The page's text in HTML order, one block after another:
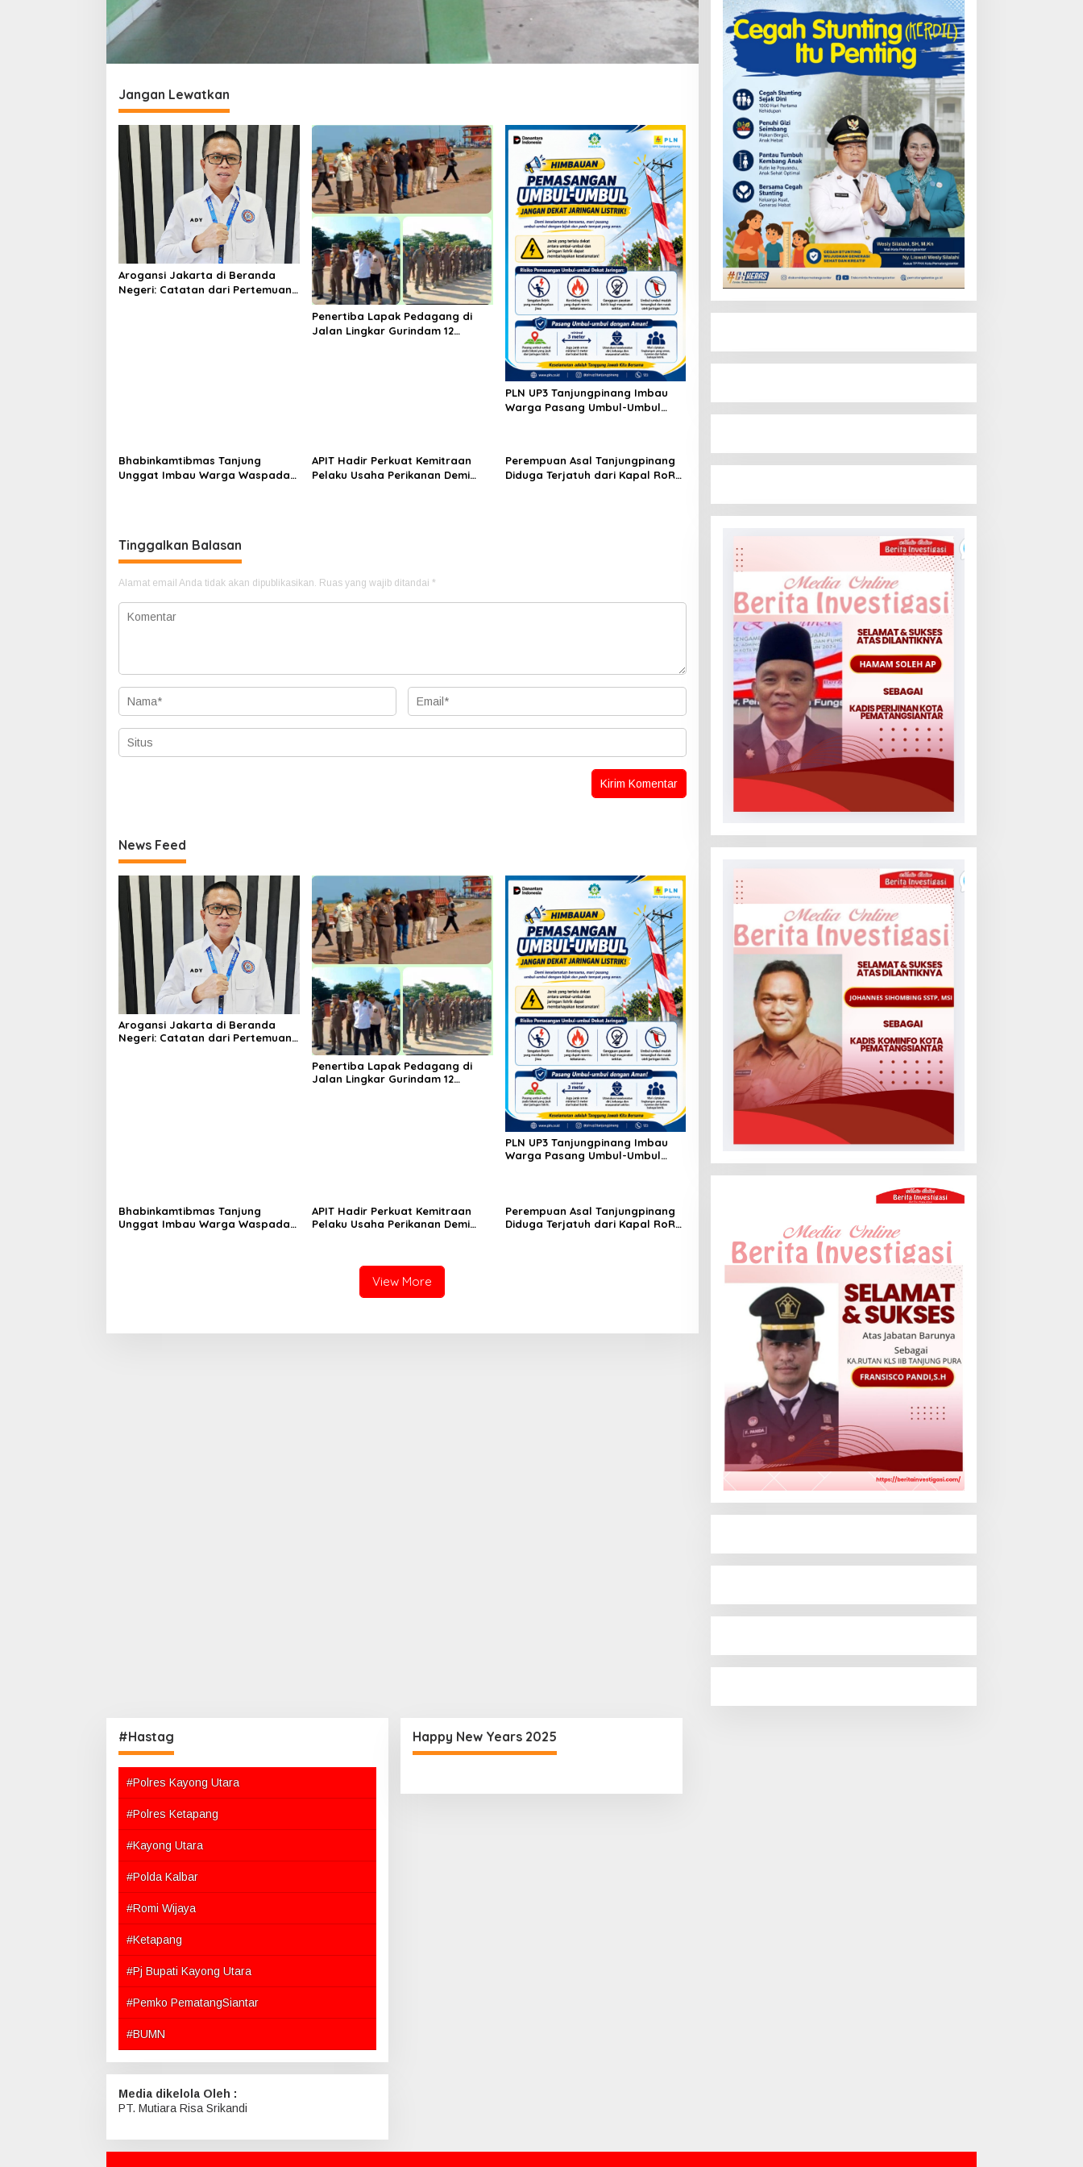
Jangan Lewatkan
Arogansi Jakarta di Beranda
Negeri: Catatan dari Pertemuan
Penertiba Lapak Pedagang di
Jalan Lingkar Gurindam 12
PLN UP3 Tanjungpinang Imbau
Warga Pasang Umbul-Umbul
Bhabinkamtibmas Tanjung
Unggat Imbau Warga Waspada
APIT Hadir Perkuat Kemitraan
Pelaku Usaha Perikanan Demi
Perempuan Asal Tanjungpinang
Diduga Terjatuh dari Kapal RoRo
Tinggalkan Balasan
Alamat email Anda tidak akan dipublikasikan. Ruas yang wajib ditandai *
News Feed
Arogansi Jakarta di Beranda
Negeri: Catatan dari Pertemuan
Penertiba Lapak Pedagang di
Jalan Lingkar Gurindam 12
PLN UP3 Tanjungpinang Imbau
Warga Pasang Umbul-Umbul
Bhabinkamtibmas Tanjung
Unggat Imbau Warga Waspada
APIT Hadir Perkuat Kemitraan
Pelaku Usaha Perikanan Demi
Perempuan Asal Tanjungpinang
Diduga Terjatuh dari Kapal RoRo
View More
#Hastag
#Polres Kayong Utara
#Polres Ketapang
#Kayong Utara
#Polda Kalbar
#Romi Wijaya
#Ketapang
#Pj Bupati Kayong Utara
#Pemko PematangSiantar
#BUMN
Media dikelola Oleh :
PT. Mutiara Risa Srikandi
Happy New Years 2025